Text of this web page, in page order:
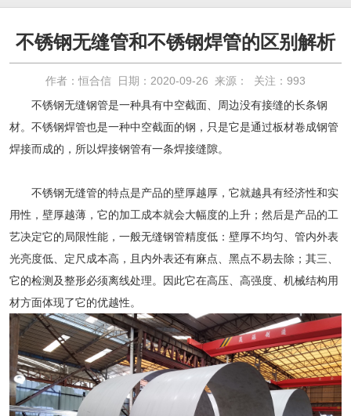
不锈钢无缝管和不锈钢焊管的区别解析
作者：恒合信 日期：2020-09-26 来源： 关注： 993
不锈钢无缝钢管是一种具有中空截面、周边没有接缝的长条钢
材。 不锈钢焊管也是一种中空截面的钢，只是它是通过板材卷成钢管
焊接而成的，所以焊接钢管有一条焊接缝隙。
不锈钢无缝管的特点是产品的壁厚越厚，它就越具有经济性和实
用性，壁厚越薄，它的加工成本就会大幅度的上升；然后是产品的工
艺决定它的局限性能，一般无缝钢管精度低：壁厚不均匀、管内外表
光亮度低、定尺成本高，且内外表还有麻点、黑点不易去除；其三、
它的检测及整形必须离线处理。因此它在高压、高强度、机械结构用
材方面体现了它的优越性。